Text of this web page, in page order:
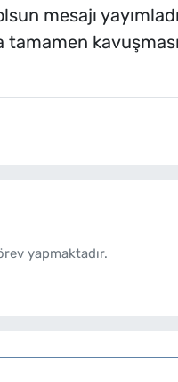
mesajı
tamamen
yapmaktadır.